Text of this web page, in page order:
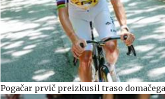
Pogačar prvič preizkusil traso